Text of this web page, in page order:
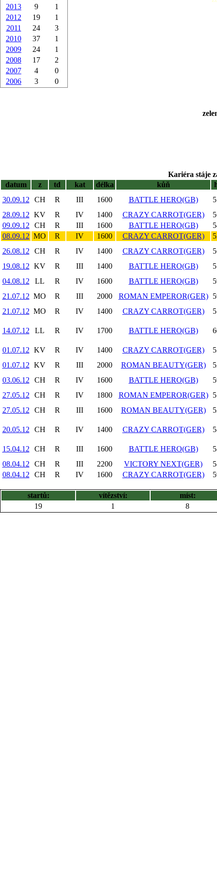
2013
9
1
2012
19
1
2011
24
3
2010
37
1
2009
24
1
2008
17
2
2007
4
0
2006
3 0
Kariéra stáje
datum
z td kat délka kůň
30.09.12
CH R III 1600 BATTLE HERO(GB)
28.09.12 KV R IV 1400 CRAZY CARROT(GER)
09.09.12
CH R III 1600 BATTLE HERO(GB)
08.09.12 MO R IV 1600 CRAZY CARROT(GER)
26.08.12
CH R IV 1400 CRAZY CARROT(GER)
19.08.12 KV R III 1400 BATTLE HERO(GB)
04.08.12
LL R IV 1600 BATTLE HERO(GB)
21.07.12 MO R III 2000 ROMAN EMPEROR(GER)
21.07.12 MO R IV 1400 CRAZY CARROT(GER)
14.07.12 LL R IV 1700 BATTLE HERO(GB)
01.07.12 KV R IV 1400 CRAZY CARROT(GER)
01.07.12 KV R III 2000 ROMAN BEAUTY(GER)
03.06.12
CH R IV 1600 BATTLE HERO(GB)
27.05.12
CH R IV 1800 ROMAN EMPEROR(GER)
27.05.12
CH R III 1600 ROMAN BEAUTY(GER)
20.05.12 CH R IV 1400 CRAZY CARROT(GER)
15.04.12 CH R III 1600 BATTLE HERO(GB)
08.04.12
CH R III 2200 VICTORY NEXT(GER)
08.04.12
CH R IV 1600 CRAZY CARROT(GER)
startů: vítězství:
míst:
19
1 8